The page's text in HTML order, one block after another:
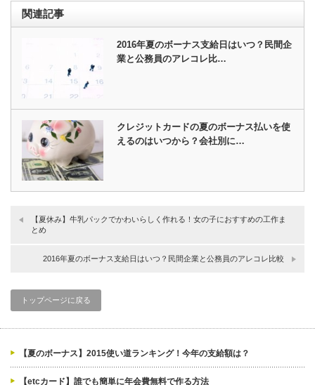
関連記事
2016年夏のボーナス支給日はいつ？民間企
業と公務員のアレコレ比…
クレジットカードの夏のボーナス払いを使
えるのはいつから？会社別に…
【夏休み】牛乳パックでかわいらしく作れる！女の子におすすめの工作ま
とめ
2016年夏のボーナス支給日はいつ？民間企業と公務員のアレコレ比較
トップページに戻る
【夏のボーナス】2015使い道ランキング！今年の支給額は？
【etcカード】誰でも簡単に年会費無料で作る方法